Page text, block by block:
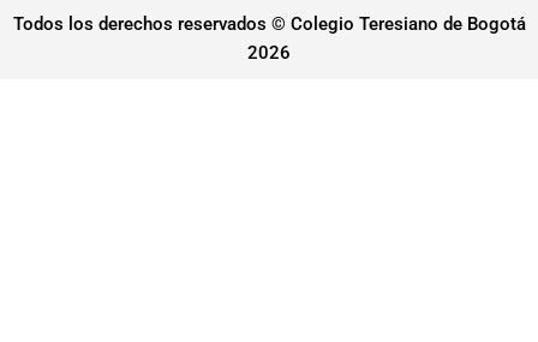
Todos los derechos reservados © Colegio Teresiano de Bogotá
2026